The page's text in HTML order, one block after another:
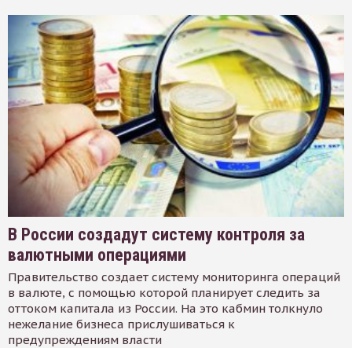
В России создадут систему контроля за
валютными операциями
Правительство создает систему мониторинга операций
в валюте, с помощью которой планирует следить за
оттоком капитала из России. На это кабмин толкнуло
нежелание бизнеса прислушиваться к
предупреждениям власти